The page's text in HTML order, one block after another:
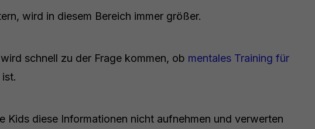
wird in diesem Bereich immer größer.
schnell zu der Frage kommen, ob mentales Training für
Kids diese Informationen nicht aufnehmen und verwerten